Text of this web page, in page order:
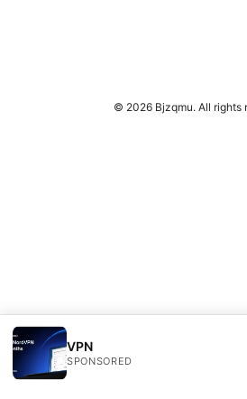
VPN
SPONSORED
© 2026 Bjzqmu. All rights